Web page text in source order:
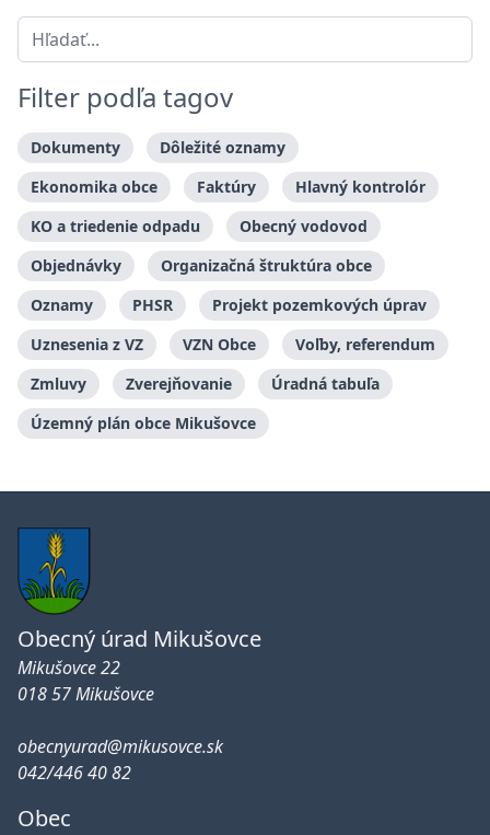
Filter podľa tagov
Dokumenty
Dôležité oznamy
Ekonomika obce
Faktúry
Hlavný kontrolór
KO a triedenie odpadu
Obecný vodovod
Objednávky
Organizačná štruktúra obce
Oznamy
PHSR
Projekt pozemkových úprav
Uznesenia z VZ
VZN Obce
Voľby, referendum
Zmluvy
Zverejňovanie
Úradná tabuľa
Územný plán obce Mikušovce
Obecný úrad Mikušovce
Mikušovce 22
018 57 Mikušovce
obecnyurad@mikusovce.sk
042/446 40 82
Obec